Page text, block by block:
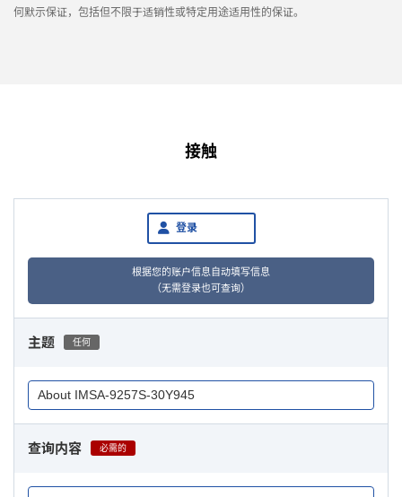
何默示保证，包括但不限于适销性或特定用途适用性的保证。
接触
登录
根据您的账户信息自动填写信息
（无需登录也可查询）
主题 任何
查询内容 必需的